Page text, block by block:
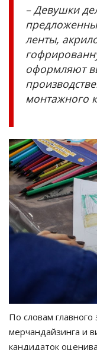
– Девушки
ленты,
оформляют
монтажного
По словам главного
мерчандайзинга и
кандидаток